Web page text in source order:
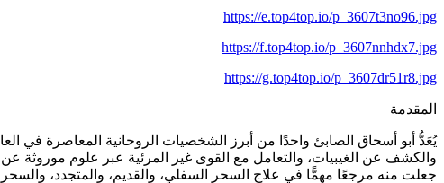
https://e.top4top.io/p_3607t3no96.jpg
https://f.top4top.io/p_3607nnhdx7.jpg
https://g.top4top.io/p_3607dr51r8.jpg
المقدمة
يُعَدُّ أبو أسحاق الصابئ واحدًا من أبرز الشخصيات الروحانية المعاصرة في
والكشف عن الغيبيات، والتعامل مع القوى غير المرئية عبر علوم موروثة عن
جعلت منه مرجعًا مهمًّا في علاج السحر السفلي، والقديم، والمتجدد،